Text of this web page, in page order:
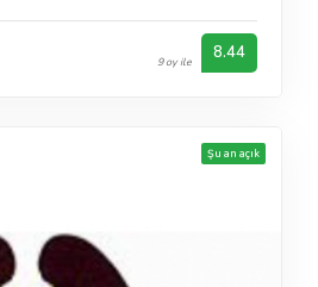
9 oy ile 8.44
Şu an açık